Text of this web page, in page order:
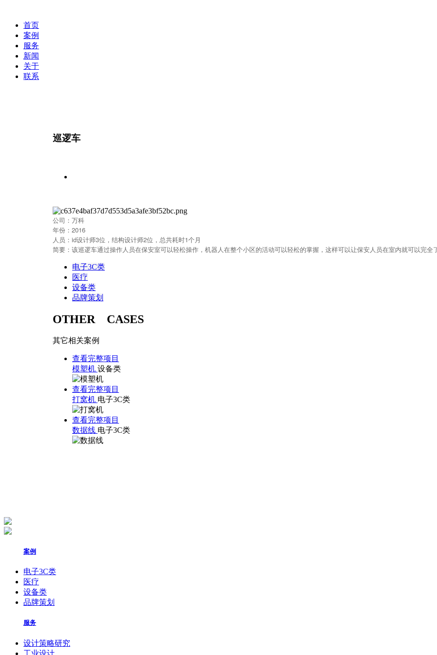
首页
案例
服务
新闻
关于
联系
巡逻车
公司： 万科
年份：2016
人员：id设计师3位，结构设计师2位，总共耗时1个月
简要： 该巡逻车通过操作人员在保安室可以轻松操作，机器人在整个小区的活动可以轻松的掌握，这样可以让保安人员在室内就可以完全
电子3C类
医疗
设备类
品牌策划
OTHER CASES
其它相关案例
查看完整项目
模塑机 设备类
查看完整项目
打窝机 电子3C类
查看完整项目
数据线 电子3C类
案例
电子3C类
医疗
设备类
品牌策划
服务
设计策略研究
工业设计